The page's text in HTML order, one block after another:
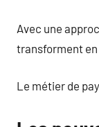
Avec une
transforment
Le métier de